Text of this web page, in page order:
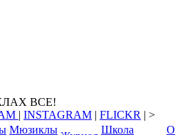
ВСЕ!
| INSTAGRAM | FLICKR | >
Мюзиклы
Школа
О